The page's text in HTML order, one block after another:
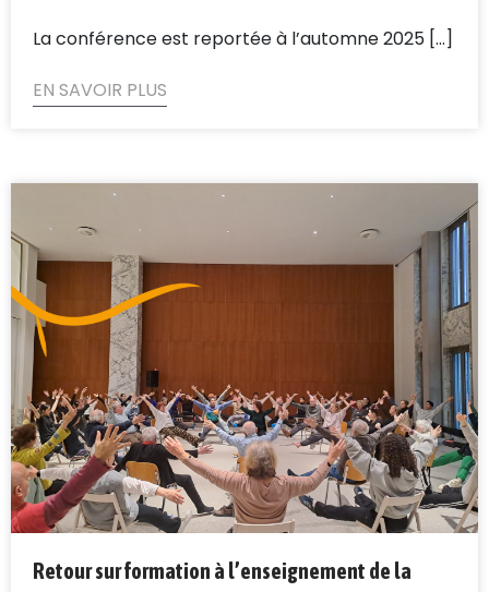
La conférence est reportée à l’automne 2025 [...]
EN SAVOIR PLUS
Retour sur formation à l’enseignement de la